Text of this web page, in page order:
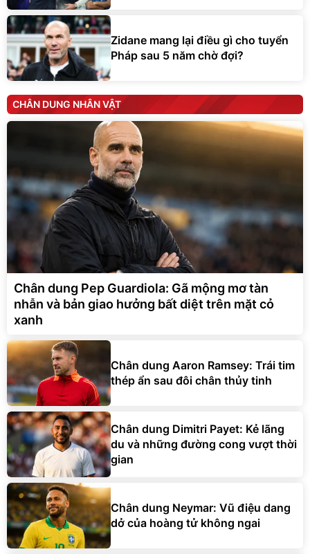
Zidane mang lại điều gì cho tuyển
Pháp sau 5 năm chờ đợi?
CHÂN DUNG NHÂN VẬT
Chân dung Pep Guardiola: Gã mộng mơ tàn
nhẫn và bản giao hưởng bất diệt trên mặt cỏ
xanh
Chân dung Aaron Ramsey: Trái tim
thép ẩn sau đôi chân thủy tinh
Chân dung Dimitri Payet: Kẻ lãng
du và những đường cong vượt thời
gian
Chân dung Neymar: Vũ điệu dang
dở của hoàng tử không ngai